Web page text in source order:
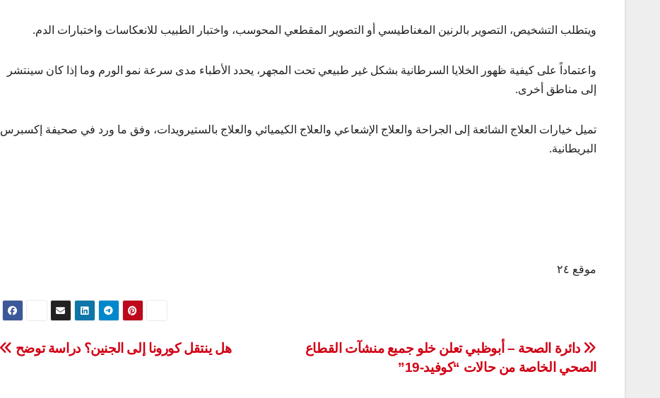
ويتطلب التشخيص، التصوير بالرنين المغناطيسي أو التصوير المقطعي المحوسب، واختبار الطبيب للانعكاسات واختبارات الدم.
واعتماداً على كيفية ظهور الخلايا السرطانية بشكل غير طبيعي تحت المجهر، يحدد الأطباء مدى سرعة نمو الورم وما إذا كان سينتشر
إلى مناطق أخرى.
تميل خيارات العلاج الشائعة إلى الجراحة والعلاج الإشعاعي والعلاج الكيميائي والعلاج بالستيرويدات، وفق ما ورد في صحيفة إكسبرس
البريطانية.
موقع ٢٤
تصفّح
المقالات
هل ينتقل كورونا إلى الجنين؟ دراسة توضح
دائرة الصحة – أبوظبي تعلن خلو جميع منشآت القطاع
الصحي الخاصة من حالات “كوفيد-19”